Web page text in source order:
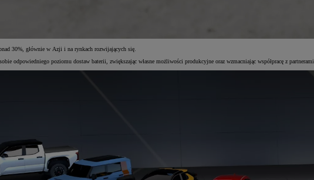
30%, głównie w Azji i na rynkach rozwijających się.
odpowiedniego poziomu dostaw baterii, zwiększając własne możliwości produkcyjne oraz wzmacniając współpracę z partnerami.